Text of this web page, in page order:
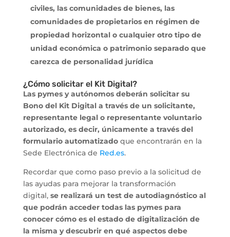
civiles, las comunidades de bienes, las
comunidades de propietarios en régimen de
propiedad horizontal o cualquier otro tipo de
unidad económica o patrimonio separado que
carezca de personalidad jurídica
¿Cómo solicitar el Kit Digital?
Las pymes y autónomos deberán solicitar su
Bono del Kit Digital a través de un solicitante,
representante legal o representante voluntario
autorizado, es decir, únicamente a través del
formulario automatizado que encontrarán en la
Sede Electrónica de Red.es.
Recordar que como paso previo a la solicitud de
las ayudas para mejorar la transformación
digital, se realizará un test de autodiagnóstico al
que podrán acceder todas las pymes para
conocer cómo es el estado de digitalización de
la misma y descubrir en qué aspectos debe